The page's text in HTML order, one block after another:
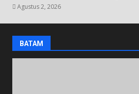
Agustus 2, 2026
BATAM